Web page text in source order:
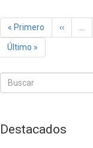
Paginación
Primera
página
« Primero
Página
anterior
‹‹ …
Última
página
Último »
Buscar
Buscar
Destacados